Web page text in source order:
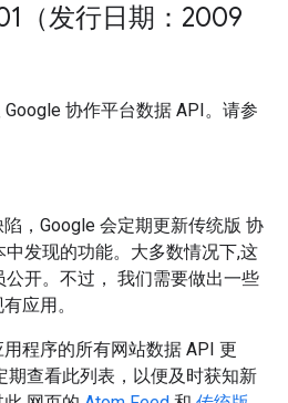
（发行日期：2009
协作平台数据 API。请参
，Google 会定期更新传统版 协
发现的功能。大多数情况下,这
开。不过， 我们需要做出一些
应用。
程序的所有网站数据 API 更
期查看此列表，以便及时获知新